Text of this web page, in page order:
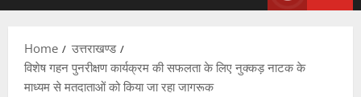
Home
उत्तराखण्ड
विशेष गहन पुनरीक्षण कार्यक्रम की सफलता के लिए नुक्कड़ नाटक के
माध्यम से मतदाताओं को किया जा रहा जागरूक